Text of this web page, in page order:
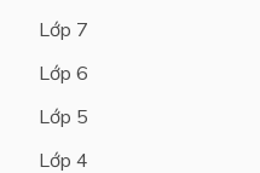
Lớp 7
Lớp 6
Lớp 5
Lớp 4